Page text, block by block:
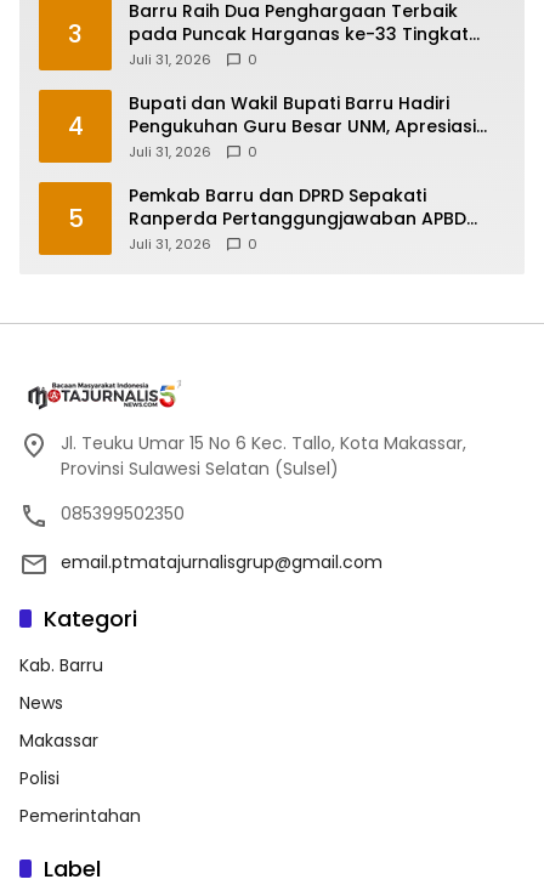
3
Barru Raih Dua Penghargaan Terbaik
pada Puncak Harganas ke-33 Tingkat
Sulawesi Selatan
Juli 31, 2026 0
4
Bupati dan Wakil Bupati Barru Hadiri
Pengukuhan Guru Besar UNM, Apresiasi
Capaian Prof. Kamaruddin Hasan
Juli 31, 2026 0
5
Pemkab Barru dan DPRD Sepakati
Ranperda Pertanggungjawaban APBD
2025, Perkuat Komitmen Tata Kelola dan
Juli 31, 2026 0
Jl. Teuku Umar 15 No 6 Kec. Tallo, Kota Makassar,
Provinsi Sulawesi Selatan (Sulsel)
085399502350
email.ptmatajurnalisgrup@gmail.com
Kategori
Kab. Barru
News
Makassar
Polisi
Pemerintahan
Label